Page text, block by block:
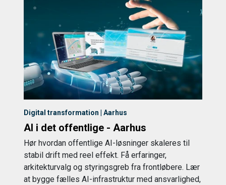
Digital transformation | Aarhus
AI i det offentlige - Aarhus
Hør hvordan offentlige AI-løsninger skaleres til
stabil drift med reel effekt. Få erfaringer,
arkitekturvalg og styringsgreb fra frontløbere. Lær
at bygge fælles AI-infrastruktur med ansvarlighed,